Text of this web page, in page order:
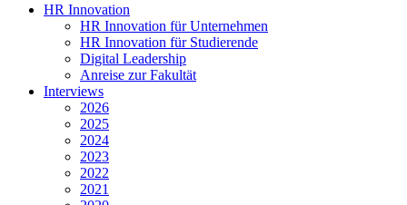
HR Innovation
HR Innovation für Unternehmen
HR Innovation für Studierende
Digital Leadership
Anreise zur Fakultät
Interviews
2026
2025
2024
2023
2022
2021